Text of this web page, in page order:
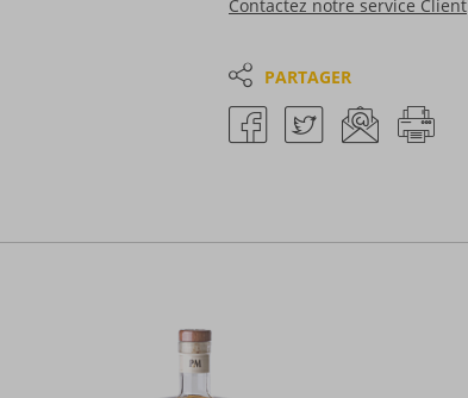
Contactez notre service Client
PARTAGER